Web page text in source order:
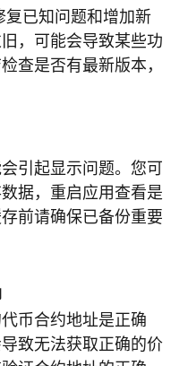
已知问题和增加新
，可能会导致某些功
查是否有最新版本，
引起显示问题。您可
据，重启应用查看是
前请确保已备份重要
币合约地址是正确
致无法获取正确的价